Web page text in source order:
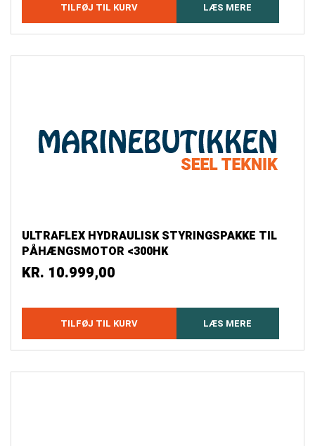
TILFØJ TIL KURV LÆS MERE
ULTRAFLEX HYDRAULISK STYRINGSPAKKE TIL
PÅHÆNGSMOTOR <300HK
KR. 10.999,00
TILFØJ TIL KURV LÆS MERE